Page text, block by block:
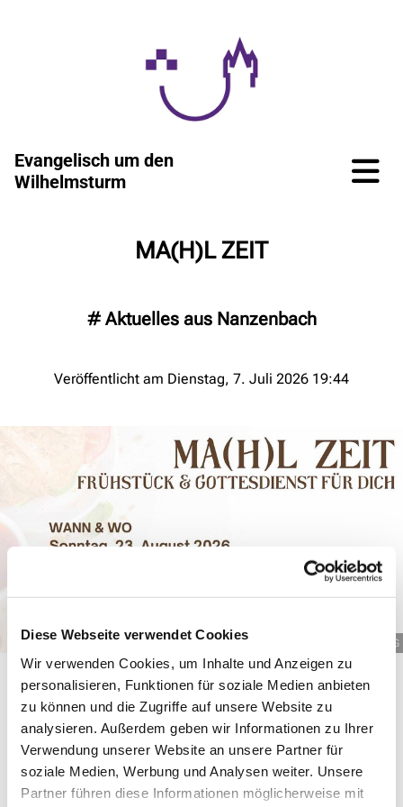
Diese Webseite verwendet Cookies
Wir verwenden Cookies, um Inhalte und Anzeigen zu
personalisieren, Funktionen für soziale Medien anbieten
zu können und die Zugriffe auf unsere Website zu
analysieren. Außerdem geben wir Informationen zu Ihrer
Verwendung unserer Website an unsere Partner für
soziale Medien, Werbung und Analysen weiter. Unsere
Partner führen diese Informationen möglicherweise mit
Evangelisch um den
Wilhelmsturm
MA(H)L ZEIT
# Aktuelles aus Nanzenbach
Veröffentlicht am Dienstag, 7. Juli 2026 19:44
© GKG
MA(H)L ZEIT
Sonntag, 23. August 2026
Ab 09:00 Uhr: Mitbring-Frühstück
Ab 10:00 Uhr: Kurzer Gottesdienst & KiGo